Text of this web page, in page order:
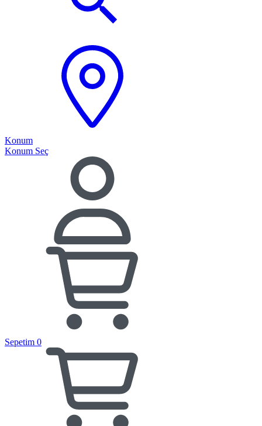
Konum
Konum Seç
Sepetim 0